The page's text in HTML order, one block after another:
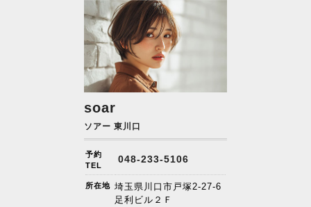
soar
ソアー 東川口
予約
TEL
048-233-5106
所在地 埼玉県川口市戸塚2-27-6
足利ビル２Ｆ